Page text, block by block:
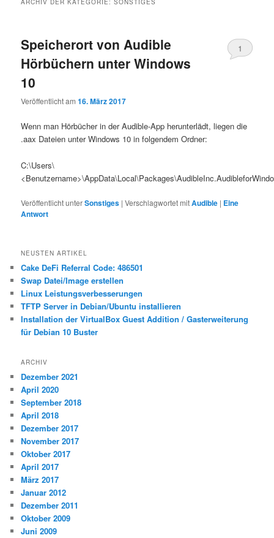
ARCHIV DER KATEGORIE:SONSTIGES
Speicherort von Audible
Hörbüchern unter Windows
10
Veröffentlicht am16. März 2017
1
Wenn man Hörbücher in der Audible-App herunterlädt, liegen die
.aax Dateien unter Windows 10 in folgendem Ordner:
C:\Users\
Veröffentlicht unterSonstiges |Verschlagwortet mitAudible | Eine
Antwort
NEUSTEN ARTIKEL
Cake DeFi Referral Code: 486501
Swap Datei/Image erstellen
Linux Leistungsverbesserungen
TFTP Server in Debian/Ubuntu installieren
Installation der VirtualBox Guest Addition / Gasterweiterung
für Debian 10 Buster
ARCHIV
Dezember 2021
April 2020
September 2018
April 2018
Dezember 2017
November 2017
Oktober 2017
April 2017
März 2017
Januar 2012
Dezember 2011
Oktober 2009
Juni 2009